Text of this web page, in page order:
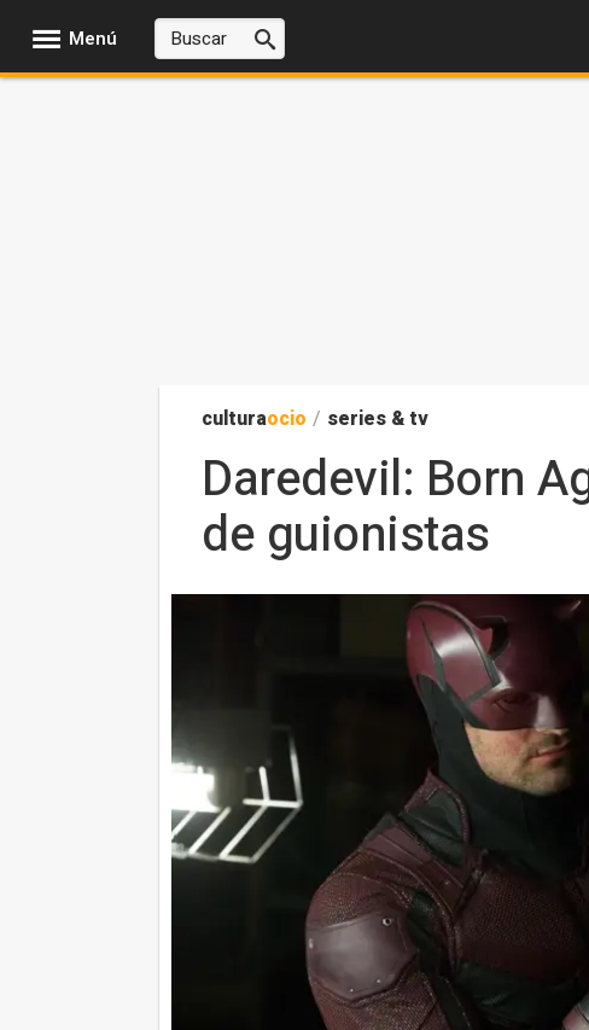
Menú
culturaocio / series & tv
Daredevil: Born
de guionistas